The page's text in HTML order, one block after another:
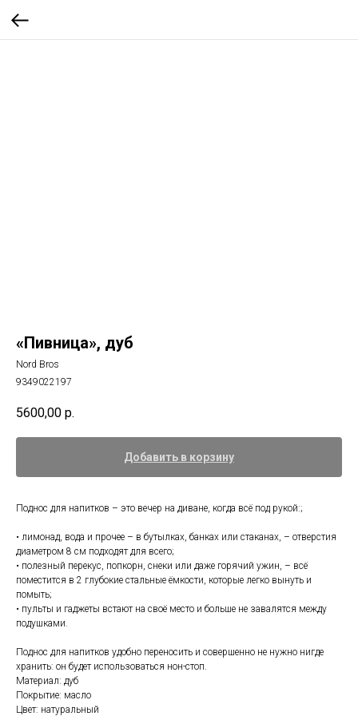
«Пивница», дуб
Nord Bros
9349022197
5600,00 р.
Добавить в корзину
Поднос для напитков – это вечер на диване, когда всё под рукой:;
• лимонад, вода и прочее – в бутылках, банках или стаканах, – отверстия
диаметром 8 см подходят для всего;
• полезный перекус, попкорн, снеки или даже горячий ужин, – всё
поместится в 2 глубокие стальные ёмкости, которые легко вынуть и
помыть;
• пульты и гаджеты встают на своё место и больше не завалятся между
подушками.
Поднос для напитков удобно переносить и совершенно не нужно нигде
хранить: он будет использоваться нон-стоп.
Материал: дуб
Покрытие: масло
Цвет: натуральный